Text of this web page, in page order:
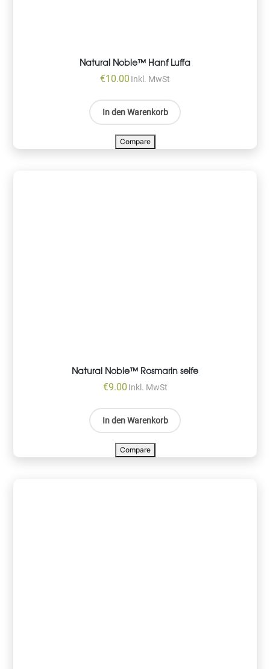
Natural Noble™ Hanf Luffa
€10.00 Inkl. MwSt
In den Warenkorb
Compare
Natural Noble™ Rosmarin seife
€9.00 Inkl. MwSt
In den Warenkorb
Compare